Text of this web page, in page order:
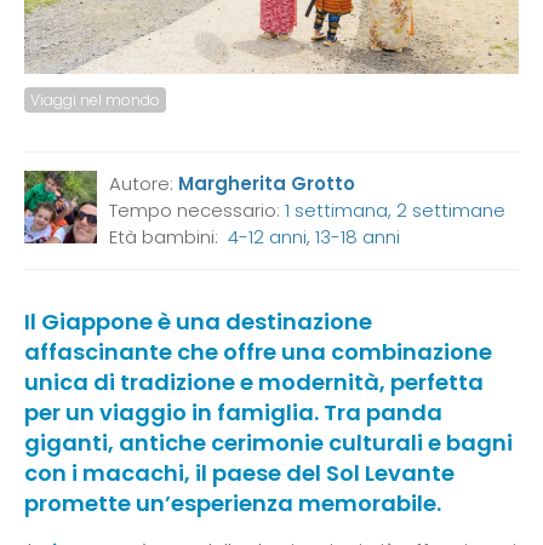
Viaggi nel mondo
Autore: Margherita Grotto
Tempo necessario: 1 settimana, 2 settimane
Età bambini: 4-12 anni, 13-18 anni
Il Giappone è una destinazione
affascinante che offre una combinazione
unica di tradizione e modernità, perfetta
per un viaggio in famiglia. Tra panda
giganti, antiche cerimonie culturali e bagni
con i macachi, il paese del Sol Levante
promette un’esperienza memorabile.